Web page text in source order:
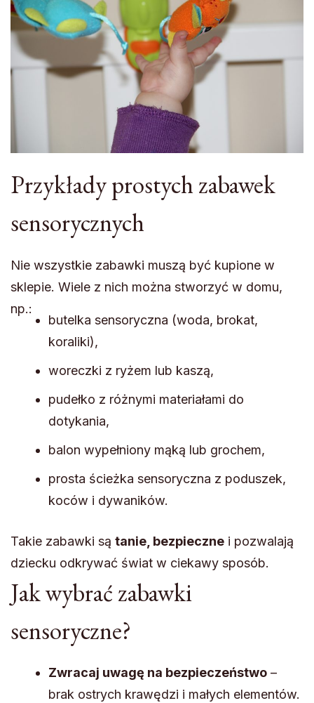
Przykłady prostych zabawek
sensorycznych
Nie wszystkie zabawki muszą być kupione w
sklepie. Wiele z nich można stworzyć w domu,
np.:
butelka sensoryczna (woda, brokat,
koraliki),
woreczki z ryżem lub kaszą,
pudełko z różnymi materiałami do
dotykania,
balon wypełniony mąką lub grochem,
prosta ścieżka sensoryczna z poduszek,
koców i dywaników.
Takie zabawki są tanie, bezpieczne i pozwalają
dziecku odkrywać świat w ciekawy sposób.
Jak wybrać zabawki
sensoryczne?
Zwracaj uwagę na bezpieczeństwo –
brak ostrych krawędzi i małych elementów.